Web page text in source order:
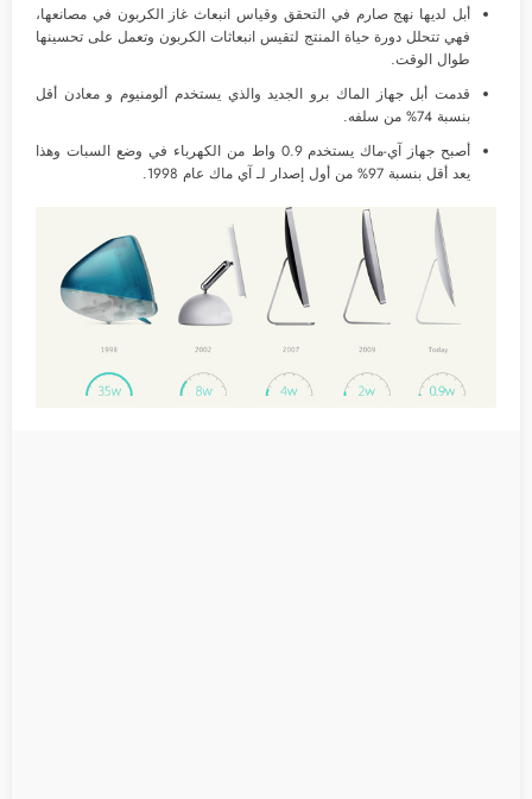
أبل لديها نهج صارم في التحقق وقياس انبعاث غاز الكربون في مصانعها،
فهي تتحلل دورة حياة المنتج لتقيس انبعاثات الكربون وتعمل على تحسينها
طوال الوقت.
قدمت أبل جهاز الماك برو الجديد والذي يستخدم ألومنيوم و معادن أقل
بنسبة 74% من سلفه.
أصبح جهاز آي-ماك يستخدم 0.9 واط من الكهرباء في وضع السبات وهذا
يعد أقل بنسبة 97% من أول إصدار لـ آي ماك عام 1998.